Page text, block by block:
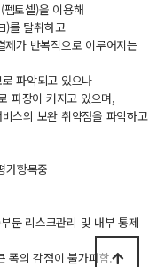
토셀)을 이용해
를 탈취하고
가 반복적으로 이루어지는
파악되고 있으나
파장이 커지고 있으며,
스의 보완 취약점을 파악하고
가항목중
문 리스크관리 및 내부 통제
폭의 감점이 불가피함.